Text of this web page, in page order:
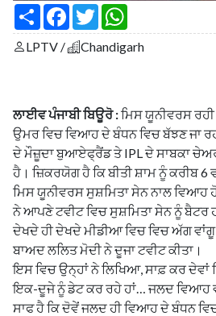
S
a
r
F
c
e
T
w
i
t
a
t
LPTV / Chandigarh
ਲਾਈਵ ਪੰਜਾਬੀ ਬਿਊਰੋ :ਮਿਸ ਯੂਨੀਵਰਸ
ਉਮਰ ਵਿਚ ਵਿਆਹ ਦੇ ਬੰਧਨ ਵਿਚ ਬੱਝਣ ਜਾ
ਦੇ ਮੌਜ਼ੂਦਾ ਬੁਆਏਫ੍ਰੈਂਡ ਤੇ IPL ਦੇ ਸਾਬਕਾ
ਹੈ। ਜ਼ਿਕਰਯੋਗ ਹੈ ਕਿ ਬੀਤੀ ਸ਼ਾਮ ਨੂੰ ਕਰੀਬ 6
ਮਿਸ ਯੂਨੀਵਰਸ ਸੁਸ਼ਮਿਤਾ ਸੇਨ ਨਾਲ ਵਿਆਹ
ਨੇ ਆਪਣੇ ਟਵੀਟ ਵਿਚ ਸੁਸ਼ਮਿਤਾ ਸੇਨ ਨੂੰ
ਦੇਖਦੇ ਹੀ ਦੇਖਦੇ ਮੀਡੀਆ ਵਿਚ ਵਿਚ ਅੱਗ
ਬਾਅਦ ਲਲਿਤ ਮੋਦੀ ਨੇ ਦੂਜਾ ਟਵੀਟ ਕੀਤਾ।
ਇਸ ਵਿਚ ਉਨ੍ਹਾਂ ਨੇ ਲਿਖਿਆ, ਸਾਫ਼ ਕਰ
ਇਕ-ਦੂਜੇ ਨੂੰ ਡੇਟ ਕਰ ਰਹੇ ਹਾਂ… ਜਲਦ ਵਿਆਹ
ਸਾਫ ਹੈ ਕਿ ਦੋਵੇਂ ਜਲਦ ਹੀ ਵਿਆਹ ਦੇ ਬੰਧਨ